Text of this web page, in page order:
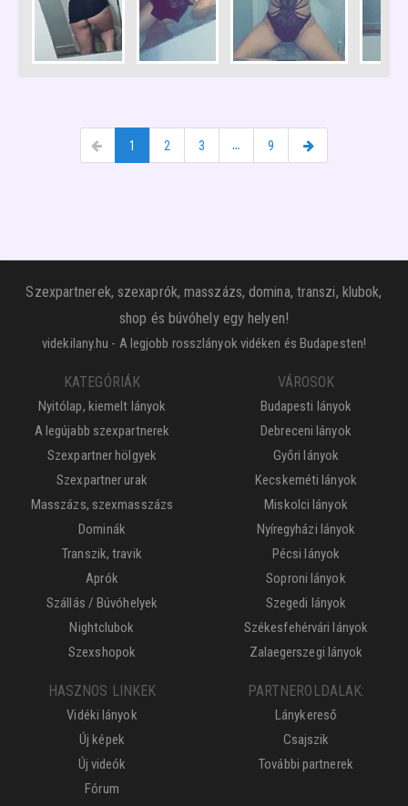
1 2 3 … 9
Szexpartnerek, szexaprók, masszázs, domina, transzi, klubok,
shop és búvóhely egy helyen!
videkilany.hu - A legjobb rosszlányok vidéken és Budapesten!
KATEGÓRIÁK
Nyitólap, kiemelt lányok
A legújabb szexpartnerek
Szexpartner hölgyek
Szexpartner urak
Masszázs, szexmasszázs
Dominák
Transzik, travik
Aprók
Szállás / Búvóhelyek
Nightclubok
Szexshopok
VÁROSOK
Budapesti lányok
Debreceni lányok
Győri lányok
Kecskeméti lányok
Miskolci lányok
Nyíregyházi lányok
Pécsi lányok
Soproni lányok
Szegedi lányok
Székesfehérvári lányok
Zalaegerszegi lányok
HASZNOS LINKEK
Vidéki lányok
Új képek
Új videók
Fórum
PARTNEROLDALAK:
Lánykereső
Csajszik
További partnerek